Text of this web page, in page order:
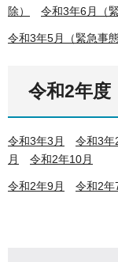
除）
令和3年6月（
令和3年5月（緊急事
令和2年度
令和3年3月 令和3年
月
令和2年10月
令和2年9月 令和2年